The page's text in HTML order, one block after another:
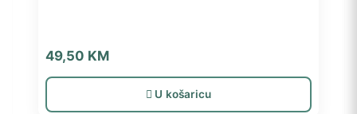
49,50 KM
U košaricu